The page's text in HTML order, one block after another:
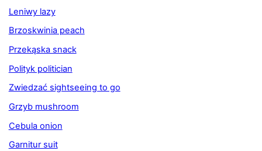
Leniwy lazy
Brzoskwinia peach
Przekąska snack
Polityk politician
Zwiedzać sightseeing to go
Grzyb mushroom
Cebula onion
Garnitur suit